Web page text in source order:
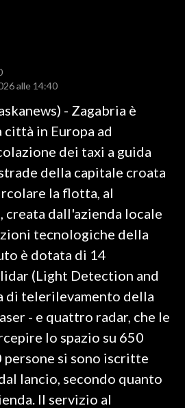
alle 14:40
- Zagabria è
in Europa ad
dei taxi a guida
della capitale croata
la flotta, al
creata dall'azienda locale
tecnologiche della
è dotata di 14
(Light Detection and
di telerilevamento della
- e quattro radar, che le
lo spazio su 650
si sono iscritte
lancio, secondo quanto
Il servizio al